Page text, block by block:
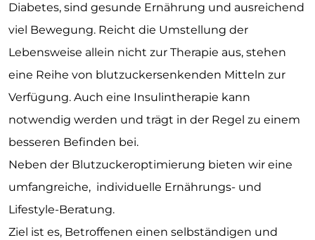
Diabetes, sind gesunde Ernährung und ausreichend
viel Bewegung. Reicht die Umstellung der
Lebensweise allein nicht zur Therapie aus, stehen
eine Reihe von blutzuckersenkenden Mitteln zur
Verfügung. Auch eine Insulintherapie kann
notwendig werden und trägt in der Regel zu einem
besseren Befinden bei.
Neben der Blutzuckeroptimierung bieten wir eine
umfangreiche, individuelle Ernährungs- und
Lifestyle-Beratung.
Ziel ist es, Betroffenen einen selbständigen und